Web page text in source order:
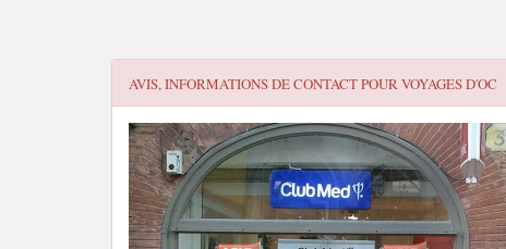
AVIS, INFORMATIONS DE CONTACT POURVOYAGES D'OC